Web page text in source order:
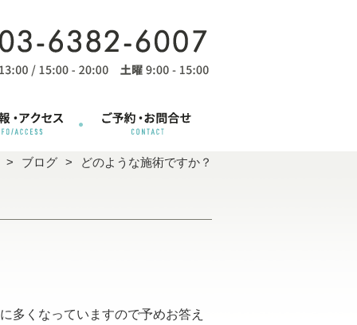
ブログ どのような施術ですか？
多くなっていますので予めお答え